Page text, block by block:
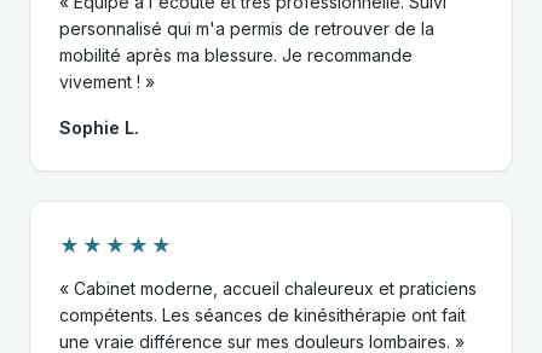
personnalisé qui m'a permis de retrouver de la
mobilité après ma blessure. Je recommande
vivement ! »
Sophie L.
★★★★★
« Cabinet moderne, accueil chaleureux et praticiens
compétents. Les séances de kinésithérapie ont fait
une vraie différence sur mes douleurs lombaires. »